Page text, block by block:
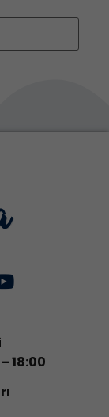
18:00